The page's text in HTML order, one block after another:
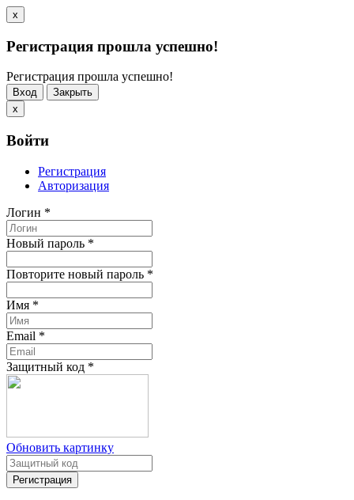
x
Регистрация прошла успешно!
Регистрация прошла успешно!
Вход
Закрыть
x
Войти
Регистрация
Авторизация
Логин *
Новый пароль *
Повторите новый пароль *
Имя *
Email *
Защитный код *
Обновить картинку